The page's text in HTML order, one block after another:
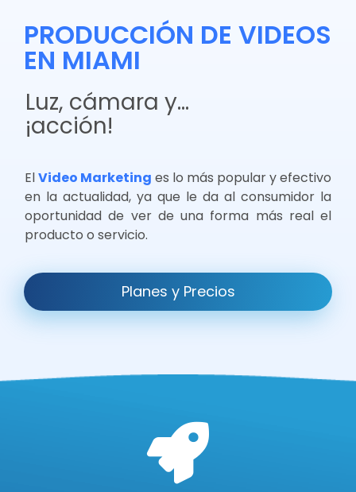
PRODUCCIÓN DE VIDEOS
EN MIAMI
Luz, cámara y…
¡acción!
ElVideo Marketing es lo más popular y efectivo
en la actualidad, ya que le da al consumidor la
oportunidad de ver de una forma más real el
producto o servicio.
Planes y Precios